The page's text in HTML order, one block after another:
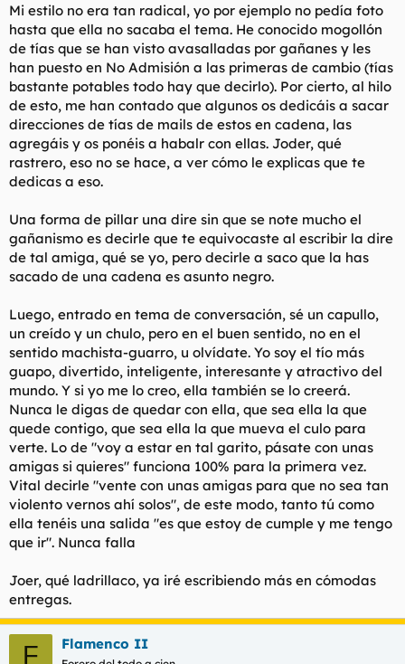
Mi estilo no era tan radical, yo por ejemplo no pedía foto
hasta que ella no sacaba el tema. He conocido mogollón
de tías que se han visto avasalladas por gañanes y les
han puesto en No Admisión a las primeras de cambio (tías
bastante potables todo hay que decirlo). Por cierto, al hilo
de esto, me han contado que algunos os dedicáis a sacar
direcciones de tías de mails de estos en cadena, las
agregáis y os ponéis a habalr con ellas. Joder, qué
rastrero, eso no se hace, a ver cómo le explicas que te
dedicas a eso.
Una forma de pillar una dire sin que se note mucho el
gañanismo es decirle que te equivocaste al escribir la dire
de tal amiga, qué se yo, pero decirle a saco que la has
sacado de una cadena es asunto negro.
Luego, entrado en tema de conversación, sé un capullo,
un creído y un chulo, pero en el buen sentido, no en el
sentido machista-guarro, u olvídate. Yo soy el tío más
guapo, divertido, inteligente, interesante y atractivo del
mundo. Y si yo me lo creo, ella también se lo creerá.
Nunca le digas de quedar con ella, que sea ella la que
quede contigo, que sea ella la que mueva el culo para
verte. Lo de "voy a estar en tal garito, pásate con unas
amigas si quieres" funciona 100% para la primera vez.
Vital decirle "vente con unas amigas para que no sea tan
violento vernos ahí solos", de este modo, tanto tú como
ella tenéis una salida "es que estoy de cumple y me tengo
que ir". Nunca falla
Joer, qué ladrillaco, ya iré escribiendo más en cómodas
entregas.
F Flamenco II